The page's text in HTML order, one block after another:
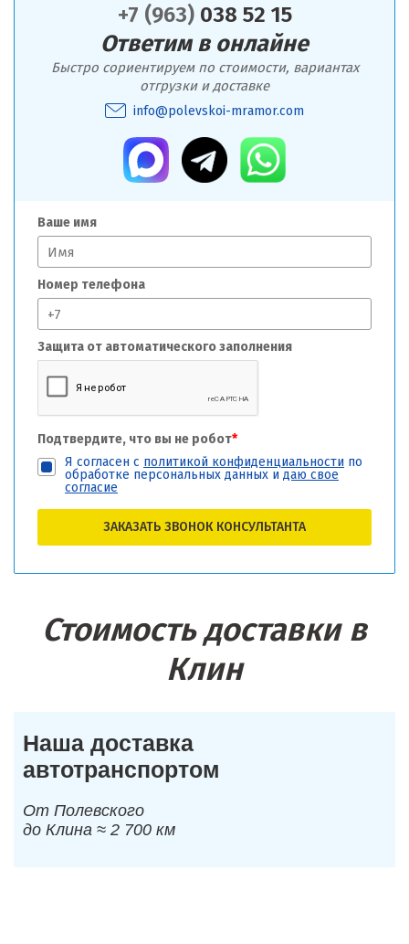
+7 (963)038 52 15
Ответим в онлайне
Быстро сориентируем по стоимости, вариантах
отгрузки и доставке
info@polevskoi-mramor.com
Ваше имя
Номер телефона
Защита от автоматического заполнения
Подтвердите, что вы не робот*
Я согласен с политикой конфиденциальности по
обработке персональных данных и даю свое
согласие
ЗАКАЗАТЬ ЗВОНОК КОНСУЛЬТАНТА
Стоимость доставки в
Клин
Наша доставка
автотранспортом
От Полевского
до Клина ≈ 2 700 км